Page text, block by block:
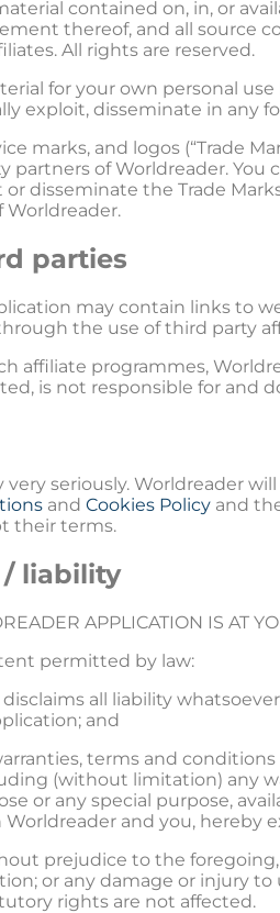
contained on, in, or
thereof, and all source
All rights are reserved.
for your own personal
exploit, disseminate in any
marks, and logos (“Trade
partners of Worldreader. You
disseminate the Trade
parties
may contain links to
the use of third party
affiliate programmes,
is not responsible for and
very seriously. Worldreader
and Cookies Policy and
their terms.
/ liability
APPLICATION IS AT
permitted by law:
disclaims all liability
and
terms and
(without limitation) any
or any special purpose,
Worldreader and you, hereby
prejudice to the
or any damage or injury
rights are not affected.